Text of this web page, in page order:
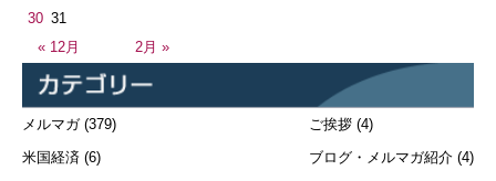
« 12月 2月 »
30 31
メルマガ(379)
米国経済 (6)
ご挨拶 (4)
ブログ・メルマガ紹介 (4)